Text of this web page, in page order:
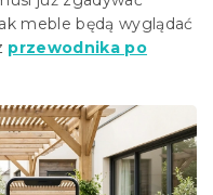
meble będą wyglądać
przewodnika po